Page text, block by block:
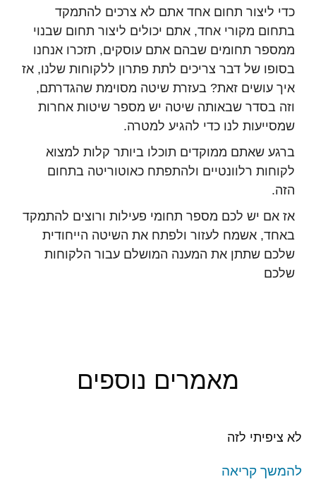
כדי ליצור תחום אחד אתם לא צרכים להתמקד
בתחום מקורי אחד, אתם יכולים ליצור תחום שבנוי
ממספר תחומים שבהם אתם עוסקים, תזכרו אנחנו
בסופו של דבר צריכים לתת פתרון ללקוחות שלנו, אז
איך עושים זאת? בעזרת שיטה מסוימת שהגדרתם,
וזה בסדר שבאותה שיטה יש מספר שיטות אחרות
שמסייעות לנו כדי להגיע למטרה.
ברגע שאתם ממוקדים תוכלו ביותר קלות למצוא
לקוחות רלוונטיים ולהתפתח כאוטוריטה בתחום
הזה.
אז אם יש לכם מספר תחומי פעילות ורוצים להתמקד
באחד, אשמח לעזור ולפתח את השיטה הייחודית
שלכם שתתן את המענה המושלם עבור הלקוחות
שלכם
מאמרים נוספים
לא ציפיתי לזה
להמשך קריאה